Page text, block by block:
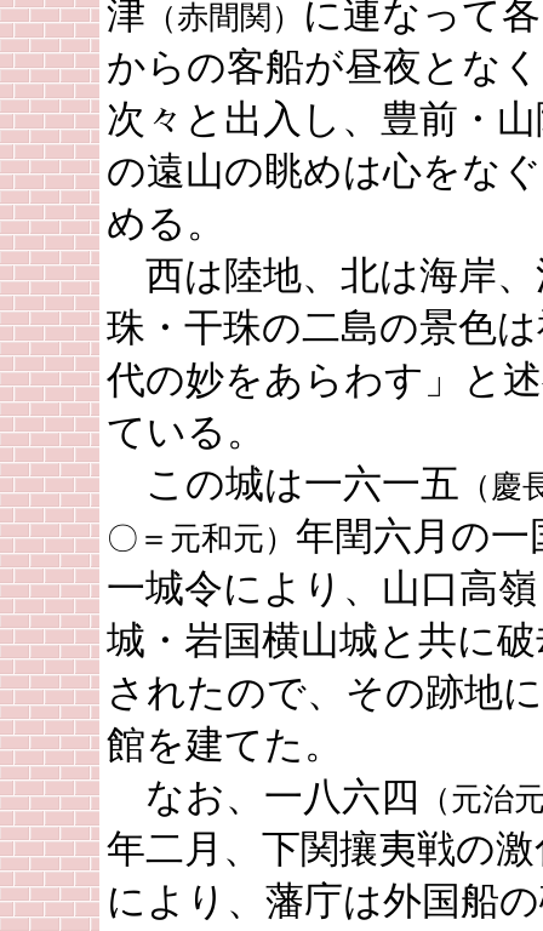
津 （赤間関）
に連なって
からの客船が昼夜となく
次々と出入し、豊前・
の遠山の眺めは心をな
める。
西は陸地、北は海岸、
珠・干珠の二島の景色
代の妙をあらわす」と
ている。
この城は一六一五 （慶
〇＝元和元） 年閏六月の一
一城令により、山口高嶺
城・岩国横山城と共に
されたので、その跡地
館を建てた。
なお、一八六四
（元治
年二月、下関攘夷戦の激
により、藩庁は外国船